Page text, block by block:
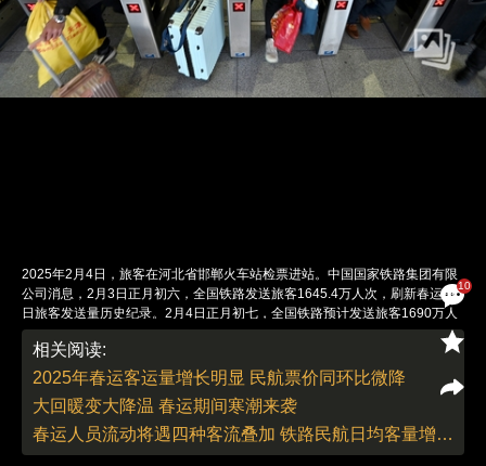
10
2025年2月4日，旅客在河北省邯郸火车站检票进站。中国国家铁路集团有限
公司消息，2月3日正月初六，全国铁路发送旅客1645.4万人次，刷新春运单
日旅客发送量历史纪录。2月4日正月初七，全国铁路预计发送旅客1690万人
次，计划加开旅客列车2196列。图：视觉中国
责任编辑：刘青 董德 | 版面编辑：刘青
相关阅读:
2025年春运客运量增长明显 民航票价同环比微降
大回暖变大降温 春运期间寒潮来袭
春运人员流动将遇四种客流叠加 铁路民航日均客量增幅将收窄